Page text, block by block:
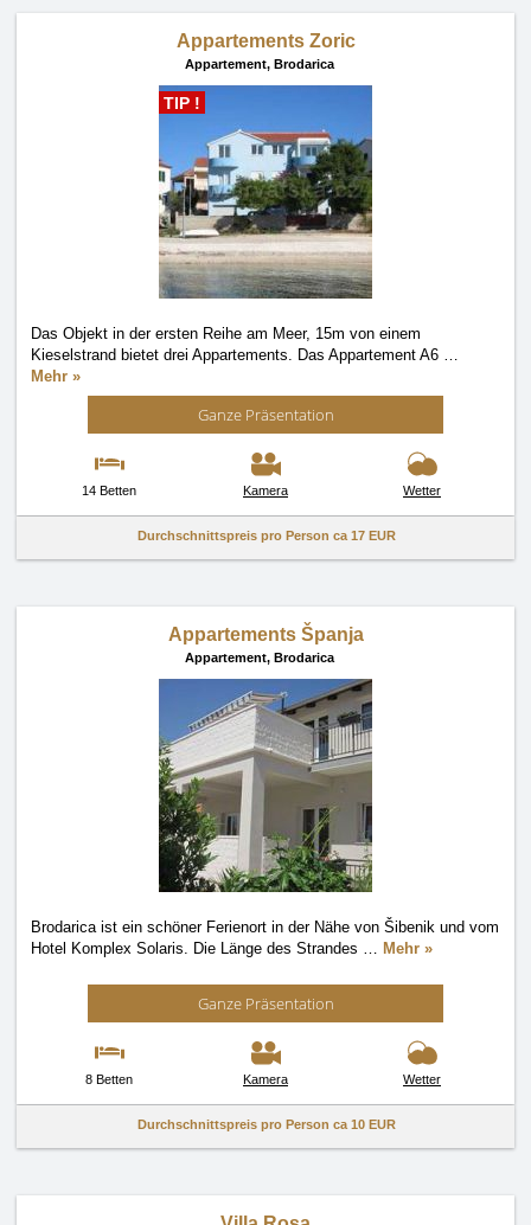
Appartements Zoric
Appartement, Brodarica
TIP !
Das Objekt in der ersten Reihe am Meer, 15m von einem
Kieselstrand bietet drei Appartements. Das Appartement A6 …
Mehr »
Ganze Präsentation
14 Betten Kamera Wetter
Durchschnittspreis pro Person ca 17 EUR
Appartements Španja
Appartement, Brodarica
Brodarica ist ein schöner Ferienort in der Nähe von Šibenik und vom
Hotel Komplex Solaris. Die Länge des Strandes … Mehr »
Ganze Präsentation
8 Betten Kamera Wetter
Durchschnittspreis pro Person ca 10 EUR